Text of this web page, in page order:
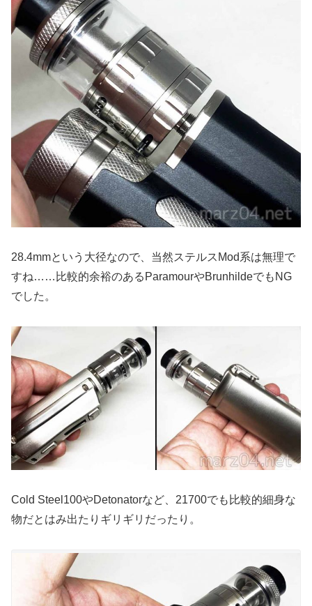
28.4mmという大径なので、当然ステルスMod系は無理で
すね……比較的余裕のあるParamourやBrunhildeでもNG
でした。
Cold Steel100やDetonatorなど、21700でも比較的細身な
物だとはみ出たりギリギリだったり。